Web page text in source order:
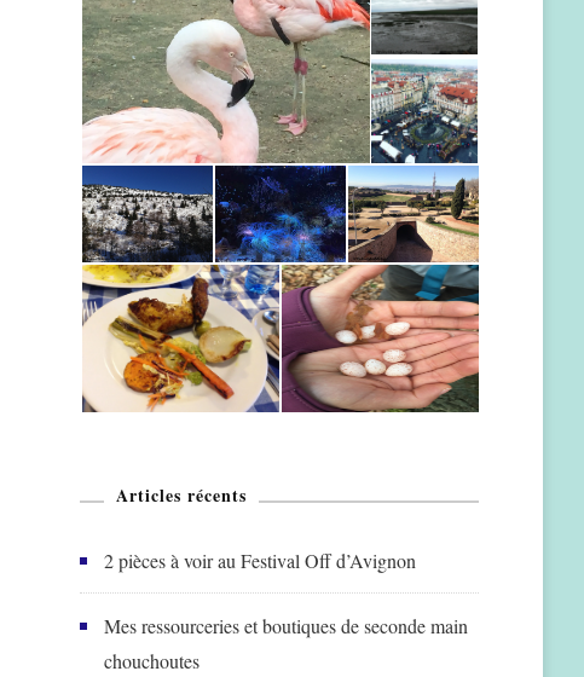
Articles récents
2 pièces à voir au Festival Off d’Avignon
Mes ressourceries et boutiques de seconde main
chouchoutes